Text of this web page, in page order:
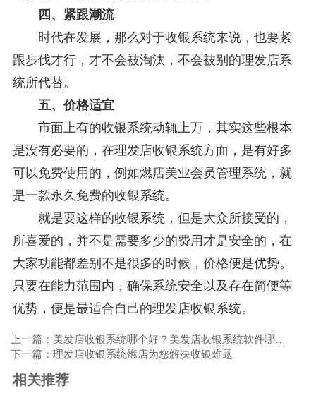
四、紧跟潮流
时代在发展，那么对于收银系统来说，也要紧
跟步伐才行，才不会被淘汰，不会被别的理发店系
统所代替。
五、价格适宜
市面上有的收银系统动辄上万，其实这些根本
是没有必要的，在理发店收银系统方面，是有好多
可以免费使用的，例如燃店美业会员管理系统，就
是一款永久免费的收银系统。
就是要这样的收银系统，但是大众所接受的，
所喜爱的，并不是需要多少的费用才是安全的，在
大家功能都差别不是很多的时候，价格便是优势。
只要在能力范围内，确保系统安全以及存在简便等
优势，便是最适合自己的理发店收银系统。
上一篇：美发店收银系统哪个好？美发店收银系统软件哪家好？
下一篇：理发店收银系统燃店为您解决收银难题
相关推荐